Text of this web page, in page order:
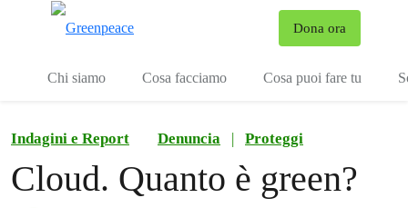
Dona ora
Chi siamo Cosa facciamo Cosa puoi fare tu
Indagini e Report Denuncia | Proteggi
Cloud. Quanto è green?